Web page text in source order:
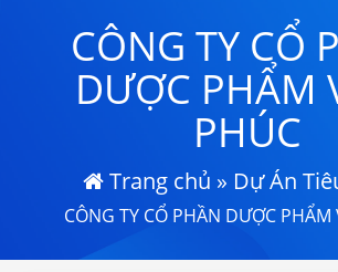
CÔNG TY CỔ
DƯỢC PHẨM
PHÚC
Trang chủ » Dự Án
CÔNG TY CỔ PHẦN DƯỢC